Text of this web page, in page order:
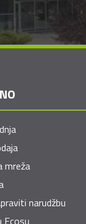
mreža
narudžbu
Ecosu